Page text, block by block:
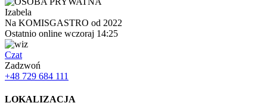
Izabela
Na KOMISGASTRO od 2022
Ostatnio online wczoraj 14:25
Czat
Zadzwoń
+48 729 684 111
LOKALIZACJA